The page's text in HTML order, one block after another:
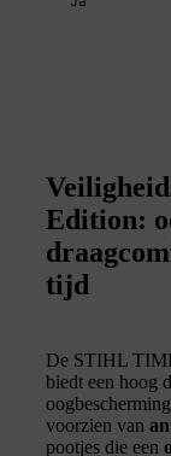
Edition:
tijd
De STIHL
biedt een hoog
voorzien van
pootjes die een